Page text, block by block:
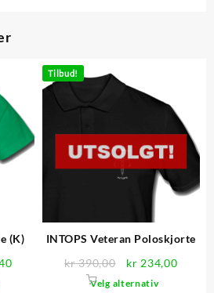
(K)
Nåværende
Tilbud!
INTOPS Veteran Poloskjorte
kr390,00
Opprinnelig
kr 234,00
Velg alternativDette